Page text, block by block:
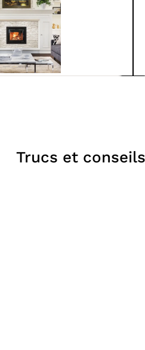
Trucs et conseils